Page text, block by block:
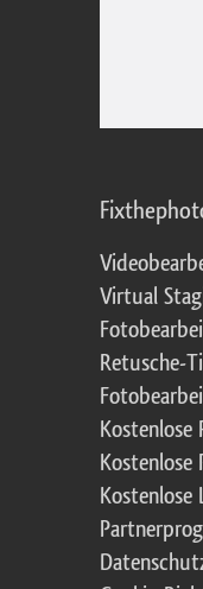
Virtual
Retusche-
Kostenlose